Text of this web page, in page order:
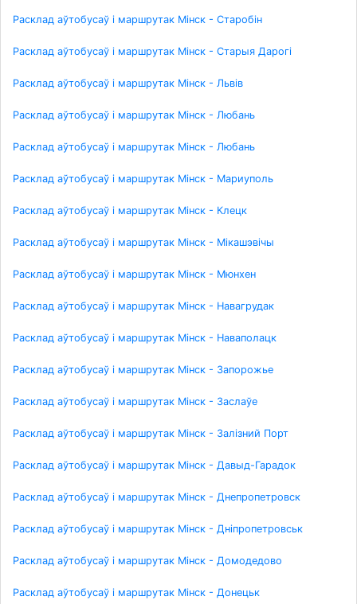
Расклад аўтобусаў і маршрутак Мінск - Старобін
Расклад аўтобусаў і маршрутак Мінск - Старыя Дарогі
Расклад аўтобусаў і маршрутак Мінск - Львів
Расклад аўтобусаў і маршрутак Мінск - Любань
Расклад аўтобусаў і маршрутак Мінск - Любань
Расклад аўтобусаў і маршрутак Мінск - Мариуполь
Расклад аўтобусаў і маршрутак Мінск - Клецк
Расклад аўтобусаў і маршрутак Мінск - Мікашэвічы
Расклад аўтобусаў і маршрутак Мінск - Мюнхен
Расклад аўтобусаў і маршрутак Мінск - Навагрудак
Расклад аўтобусаў і маршрутак Мінск - Наваполацк
Расклад аўтобусаў і маршрутак Мінск - Запорожье
Расклад аўтобусаў і маршрутак Мінск - Заслаўе
Расклад аўтобусаў і маршрутак Мінск - Залізний Порт
Расклад аўтобусаў і маршрутак Мінск - Давыд-Гарадок
Расклад аўтобусаў і маршрутак Мінск - Днепропетровск
Расклад аўтобусаў і маршрутак Мінск - Дніпропетровськ
Расклад аўтобусаў і маршрутак Мінск - Домодедово
Расклад аўтобусаў і маршрутак Мінск - Донецьк